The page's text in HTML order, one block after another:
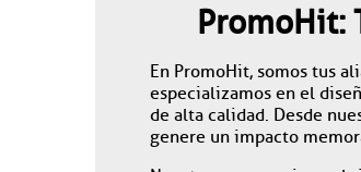
PromoHit:
En PromoHit, somos tus
especializamos en el
de alta calidad. Desde
genere un impacto